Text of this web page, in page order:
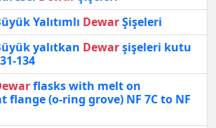
Yalıtımlı DewarŞişeleri
yalıtkan Dewarşişeleri kutu
134
flasks with melt on
flange (o-ring grove) NF 7C to NF